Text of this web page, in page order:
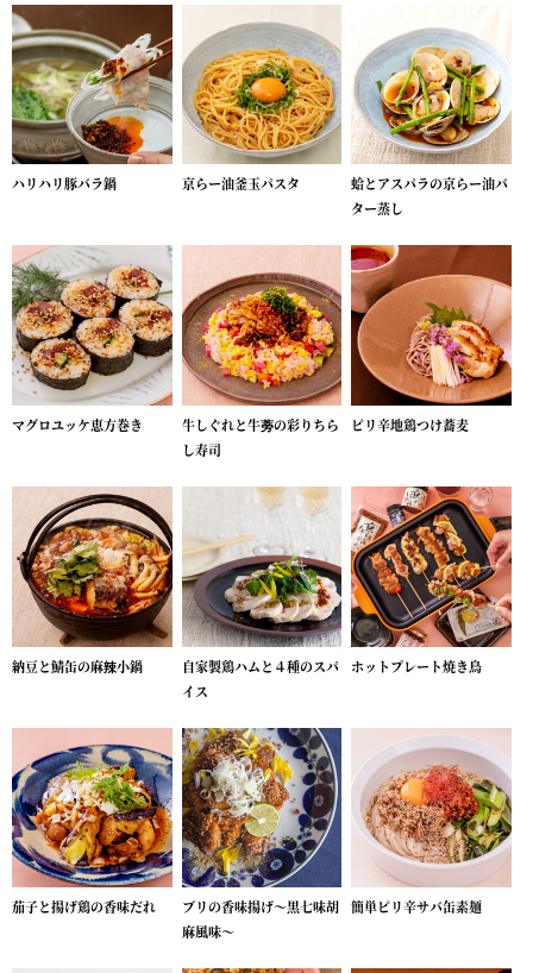
ハリハリ豚バラ鍋 京らー油釜玉パスタ
蛤とアスパラの京らー油バ
ター蒸し
マグロユッケ恵方巻き
牛しぐれと牛蒡の彩りちら
し寿司
ピリ辛地鶏つけ蕎麦
納豆と鯖缶の麻辣小鍋
自家製鶏ハムと４種のスパ
イス
ホットプレート焼き鳥
茄子と揚げ鶏の香味だれ
ブリの香味揚げ～黒七味胡
麻風味～
簡単ピリ辛サバ缶素麺